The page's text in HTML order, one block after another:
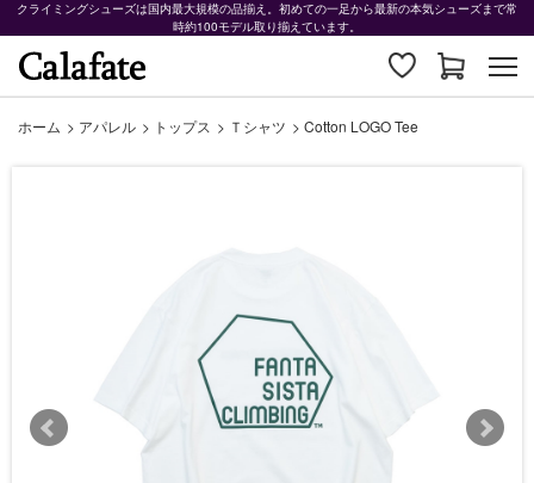
クライミングシューズは国内最大規模の品揃え。初めての一足から最新の本気シューズまで常
時約100モデル取り揃えています。
ホーム > アパレル > トップス > Ｔシャツ > Cotton LOGO Tee